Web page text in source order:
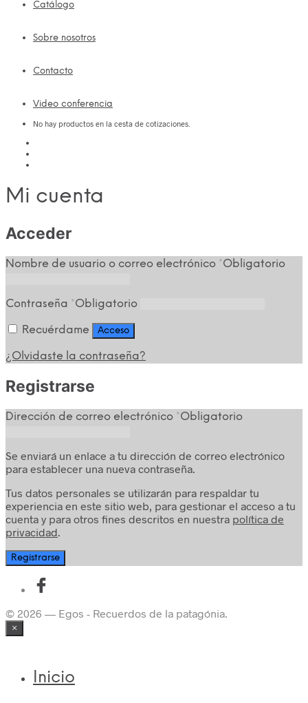
Catálogo
Sobre nosotros
Contacto
Video conferencia
No hay productos en la cesta de cotizaciones.
Mi cuenta
Acceder
Nombre de usuario o correo electrónico *Obligatorio
Contraseña *Obligatorio
Recuérdame Acceso
¿Olvidaste la contraseña?
Registrarse
Dirección de correo electrónico *Obligatorio
Se enviará un enlace a tu dirección de correo electrónico
para establecer una nueva contraseña.
Tus datos personales se utilizarán para respaldar tu
experiencia en este sitio web, para gestionar el acceso a tu
cuenta y para otros fines descritos en nuestra política de
privacidad.
Registrarse
© 2026 — Egos - Recuerdos de la patagónia.
×
Inicio